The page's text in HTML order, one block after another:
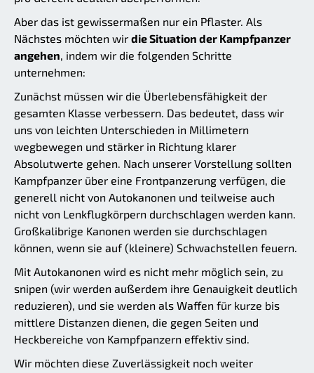
Aber das ist gewissermaßen nur ein Pflaster. Als
Nächstes möchten wir die Situation der Kampfpanzer
angehen , indem wir die folgenden Schritte
unternehmen:
Zunächst müssen wir die Überlebensfähigkeit der
gesamten Klasse verbessern. Das bedeutet, dass wir
uns von leichten Unterschieden in Millimetern
wegbewegen und stärker in Richtung klarer
Absolutwerte gehen. Nach unserer Vorstellung sollten
Kampfpanzer über eine Frontpanzerung verfügen, die
generell nicht von Autokanonen und teilweise auch
nicht von Lenkflugkörpern durchschlagen werden kann.
Großkalibrige Kanonen werden sie durchschlagen
können, wenn sie auf (kleinere) Schwachstellen feuern.
Mit Autokanonen wird es nicht mehr möglich sein, zu
snipen (wir werden außerdem ihre Genauigkeit deutlich
reduzieren), und sie werden als Waffen für kurze bis
mittlere Distanzen dienen, die gegen Seiten und
Heckbereiche von Kampfpanzern effektiv sind.
Wir möchten diese Zuverlässigkeit noch weiter